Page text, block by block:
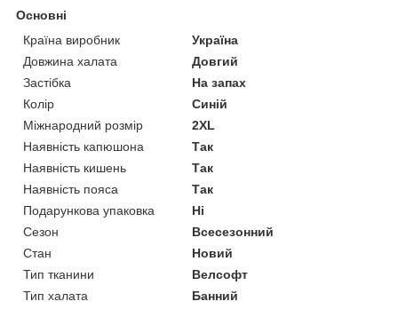
Основні
Країна виробник
Україна
Довжина халата
Довгий
Застібка
На запах
Колір
Синій
Міжнародний розмір
2XL
Наявність капюшона
Так
Наявність кишень
Так
Наявність пояса
Так
Подарункова упаковка
Ні
Сезон
Всесезонний
Стан
Новий
Тип тканини
Велсофт
Тип халата
Банний